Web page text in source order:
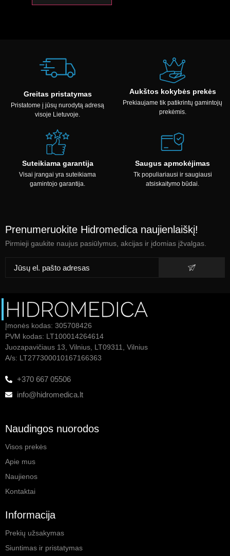
Greitas pristatymas
Pristatome į jūsų nurodytą adresą
visoje Lietuvoje.
Aukštos kokybės prekės
Prekiaujame tik patikrintų gamintojų
prekėmis.
Suteikiama garantija
Visai įrangai yra suteikiama
gamintojo garantija.
Saugus apmokėjimas
Tk populiariausi ir saugiausi
atsiskaitymo būdai.
Prenumeruokite Hidromedica naujienlaiškį!
Pirmieji gaukite naujus pasiūlymus, akcijas ir įdomias įžvalgas.
Įmonės kodas: 305708426
PVM kodas: LT100014264614
Juozapavičiaus 13, Vilnius, LT09311, Vilnius
A/s: LT277300010167166363
+370 667 05506
info@hidromedica.lt
Naudingos nuorodos
Visos prekės
Apie mus
Naujienos
Kontaktai
Informacija
Prekių užsakymas
Siuntimas ir pristatymas